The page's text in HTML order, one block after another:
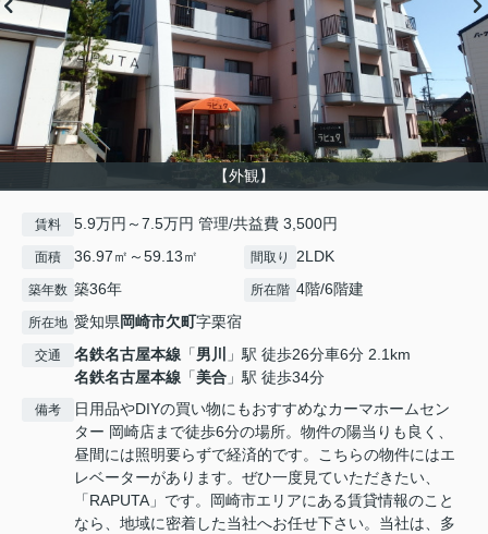
【外観】
賃料 5.9万円～7.5万円 管理/共益費 3,500円
面積 36.97㎡～59.13㎡ 間取り 2LDK
築年数 築36年 所在階 4階/6階建
所在地 愛知県岡崎市欠町字栗宿
交通 名鉄名古屋本線 「男川
」駅 徒歩26分車6分 2.1km
名鉄名古屋本線 「美合 」駅 徒歩34分
備考
日用品やDIYの買い物にもおすすめなカーマホームセン
ター 岡崎店まで徒歩6分の場所。物件の陽当りも良く、
昼間には照明要らずで経済的です。こちらの物件にはエ
レベーターがあります。ぜひ一度見ていただきたい、
「RAPUTA」です。岡崎市エリアにある賃貸情報のこと
なら、地域に密着した当社へお任せ下さい。当社は、多